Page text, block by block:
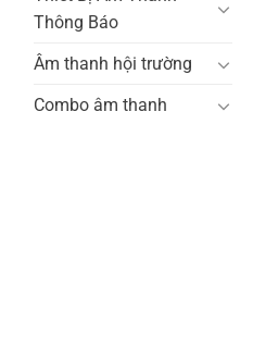
Thông Báo
Âm thanh hội trường
Combo âm thanh